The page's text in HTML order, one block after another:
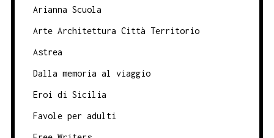
Arianna Scuola
Arte Architettura Città Territorio
Astrea
Dalla memoria al viaggio
Eroi di Sicilia
Favole per adulti